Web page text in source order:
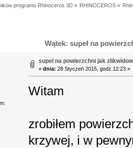
programu Rhinoceros 3D» RHINOCEROS»
Wątek: supeł na
supeł na powierzchni jak
«dnia: 28 Styczeń 2015, godz.12:23 »
Witam
zrobiłem
krzywej, i w